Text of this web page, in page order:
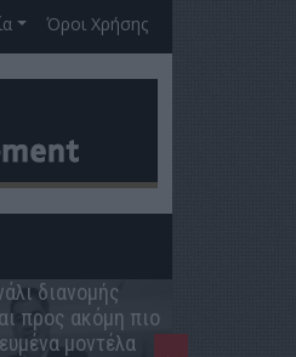
Όροι Χρήσης
διανομής
προς ακόμη πιο
μοντέλα